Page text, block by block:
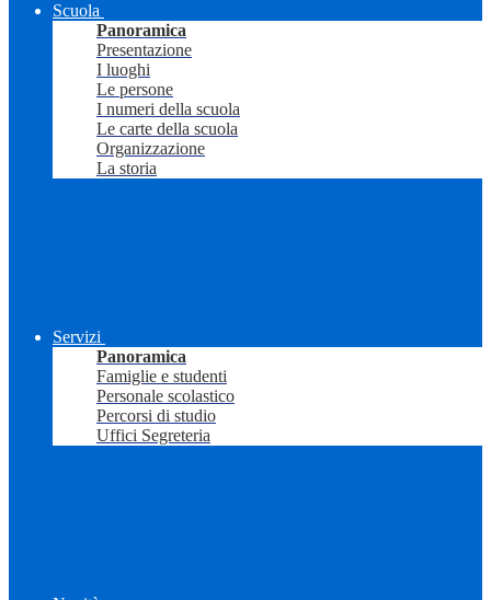
Scuola
Panoramica
Presentazione
I luoghi
Le persone
I numeri della scuola
Le carte della scuola
Organizzazione
La storia
Servizi
Panoramica
Famiglie e studenti
Personale scolastico
Percorsi di studio
Uffici Segreteria